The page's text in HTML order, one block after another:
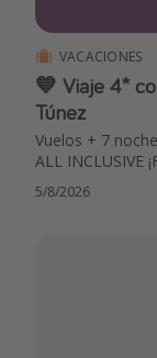
VACACIONES
💙 Viaje 4*
Túnez
Vuelos + 7
ALL INCLUSIVE
5/8/2026